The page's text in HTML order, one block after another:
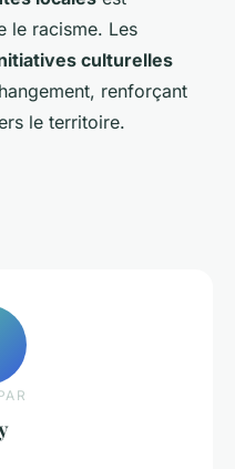
le racisme. Les
culturelles
renforçant
le territoire.